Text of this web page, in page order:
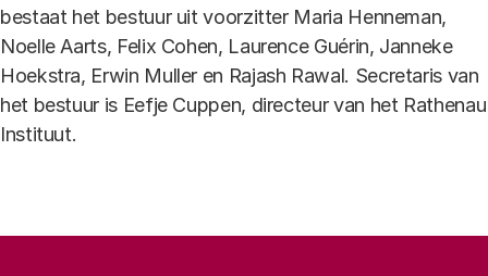
bestaat het bestuur uit voorzitter Maria Henneman,
Noelle Aarts, Felix Cohen, Laurence Guérin, Janneke
Hoekstra, Erwin Muller en Rajash Rawal. Secretaris van
het bestuur is Eefje Cuppen, directeur van het Rathenau
Instituut.